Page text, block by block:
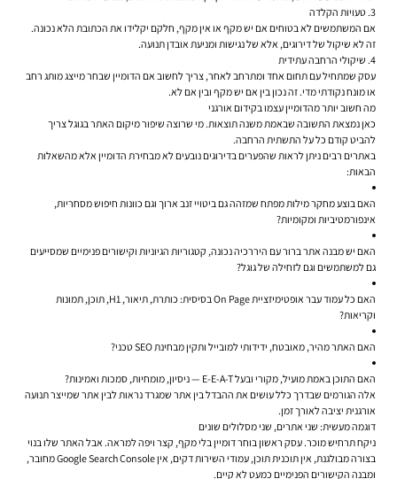
3. טעויות הקלדה
אם המשתמשים לא בטוחים אם יש מקף או אין מקף, חלקם יקלידו את הכתובת הלא נכונה.
זה לא שיקול של דירוגים, אלא של נגישות ומניעת אובדן תנועה.
4. שיקולי הרחבה עתידית
עסק שמתחיל עם תחום אחד ומתרחב לאחר, צריך לחשוב אם הדומיין שבחר מייצג מותג רחב
או מונח נקודתי מדי. זה נכון בין אם יש מקף ובין אם לא.
מה חשוב יותר מהדומיין עצמו בקידום אורגני
כאן נמצאת התשובה שבאמת משנה תוצאות. מי שרוצה שיפור מיקום האתר בגוגל צריך
להביט קודם כל על התשתית הרחבה.
באתרים רבים ניתן לראות שהפערים בדירוגים נובעים לא מבחירת הדומיין אלא מהשאלות
הבאות:
האם בוצע מחקר מילות מפתח שמזהה גם ביטויי זנב ארוך וגם כוונות חיפוש מסחריות,
אינפורמטיביות ומקומיות?
האם יש מבנה אתר ברור עם היררכיה נכונה, קטגוריות הגיוניות וקישורים פנימיים שמסייעים
גם למשתמשים וגם לזחילה של גוגל?
האם כל עמוד עבר אופטימיזציית On Page בסיסית: כותרת, תיאור, H1, תוכן, תמונות
וקריאות?
האם האתר מהיר, מאובטח, ידידותי למובייל ותקין מבחינת SEO טכני?
האם התוכן באמת מועיל, מקורי ובעל E-E-A-T — ניסיון, מומחיות, סמכות ואמינות?
אלה הגורמים שבדרך כלל עושים את ההבדל בין אתר שמגרד נראות לבין אתר שמייצר תנועה
אורגנית יציבה לאורך זמן.
דוגמה מעשית: שני אתרים, שני מסלולים שונים
ניקח תרחיש מוכר. עסק ראשון בוחר דומיין בלי מקף, קצר ויפה למראה. אבל האתר שלו בנוי
בצורה מבולגנת, אין תוכנית תוכן, עמודי השירות דקים, אין Google Search Console מחובר,
ומבנה הקישורים הפנימיים כמעט לא קיים.